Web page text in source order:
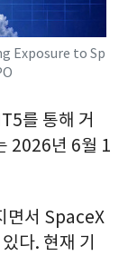
Exposure to Sp
를 통해 거
2026년 6월 1
면서 SpaceX
다. 현재 기